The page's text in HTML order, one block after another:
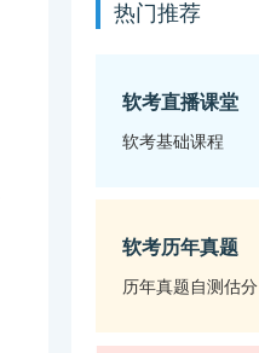
热门推荐
软考直播课堂
软考基础课程
软考历年真题
历年真题自测估分